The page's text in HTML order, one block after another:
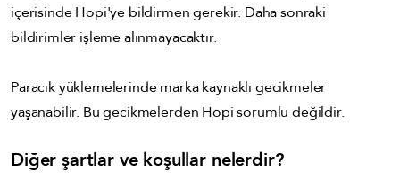
içerisinde Hopi'ye bildirmen gerekir. Daha sonraki
bildirimler işleme alınmayacaktır.
Paracık yüklemelerinde marka kaynaklı gecikmeler
yaşanabilir. Bu gecikmelerden Hopi sorumlu değildir.
Diğer şartlar ve koşullar nelerdir?